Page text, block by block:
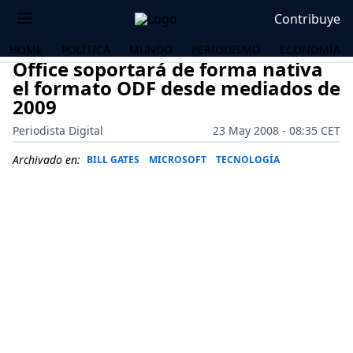
Contribuye
HOME POLÍTICA MUNDO PERIODISMO ECONOMÍA
Office soportará de forma nativa
el formato ODF desde mediados de
2009
Periodista Digital
23 May 2008 - 08:35 CET
Archivado en: BILL GATES MICROSOFT TECNOLOGÍA